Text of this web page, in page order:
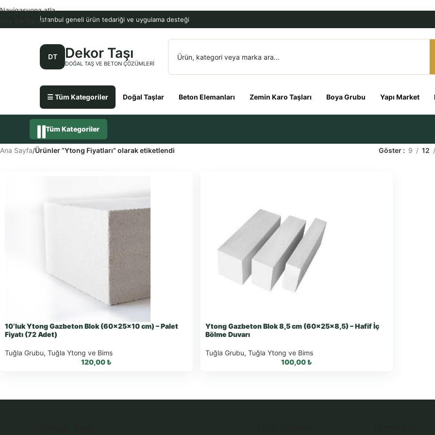
İstanbul geneli ürün tedariği ve uygulama desteği
DT Dekor Taşı
DOĞAL TAŞ VE BETON ÇÖZÜMLERI
☰ Tüm Kategoriler Doğal Taşlar Beton Elemanları Zemin Karo Taşları Boya Grubu Yapı Market
Navigasyona atla
Ana içeriğe atla
Tüm Kategoriler
Ana Sayfa/Ürünler “Ytong Fiyatları” olarak etiketlendi Göster 9 12
10’luk Ytong Gazbeton Blok (60x25x10 cm) – Palet
Fiyatı (72 Adet)
Tuğla Grubu, Tuğla Ytong ve Bims
120,00₺
Ytong Gazbeton Blok 8,5 cm (60x25x8,5) – Hafif İç
Bölme Duvarı
Tuğla Grubu, Tuğla Ytong ve Bims
100,00₺